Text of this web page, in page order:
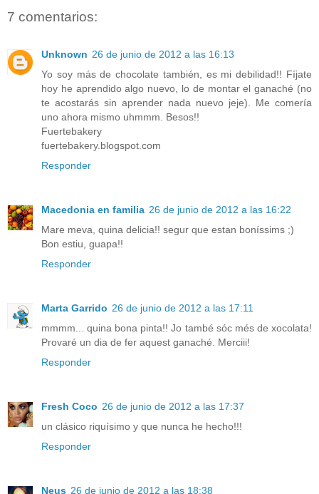
7 comentarios:
Unknown 26 de junio de 2012 a las 16:13
Yo soy más de chocolate también, es mi debilidad!! Fíjate
hoy he aprendido algo nuevo, lo de montar el ganaché (no
te acostarás sin aprender nada nuevo jeje). Me comería
uno ahora mismo uhmmm. Besos!!
Fuertebakery
fuertebakery.blogspot.com
Responder
Macedonia en familia 26 de junio de 2012 a las 16:22
Mare meva, quina delicia!! segur que estan boníssims ;)
Bon estiu, guapa!!
Responder
Marta Garrido 26 de junio de 2012 a las 17:11
mmmm... quina bona pinta!! Jo també sóc més de xocolata!
Provaré un dia de fer aquest ganaché. Merciii!
Responder
Fresh Coco 26 de junio de 2012 a las 17:37
un clásico riquísimo y que nunca he hecho!!!
Responder
Neus 26 de junio de 2012 a las 18:38